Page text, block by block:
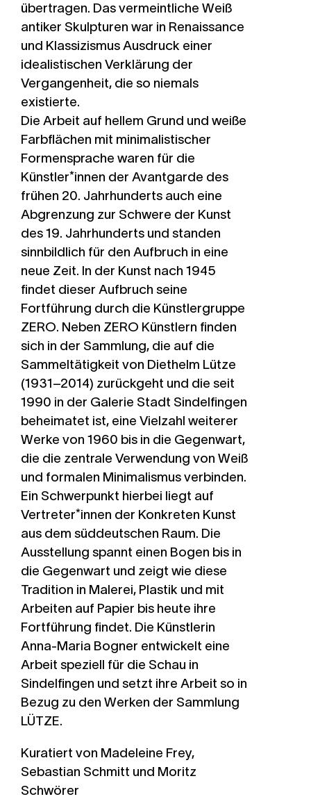
übertragen. Das vermeintliche Weiß
antiker Skulpturen war in Renaissance
und Klassizismus Ausdruck einer
idealistischen Verklärung der
Vergangenheit, die so niemals
existierte.
Die Arbeit auf hellem Grund und weiße
Farbflächen mit minimalistischer
Formensprache waren für die
Künstler*innen der Avantgarde des
frühen 20. Jahrhunderts auch eine
Abgrenzung zur Schwere der Kunst
des 19. Jahrhunderts und standen
sinnbildlich für den Aufbruch in eine
neue Zeit. In der Kunst nach 1945
findet dieser Aufbruch seine
Fortführung durch die Künstlergruppe
ZERO. Neben ZERO Künstlern finden
sich in der Sammlung, die auf die
Sammeltätigkeit von Diethelm Lütze
(1931–2014) zurückgeht und die seit
1990 in der Galerie Stadt Sindelfingen
beheimatet ist, eine Vielzahl weiterer
Werke von 1960 bis in die Gegenwart,
die die zentrale Verwendung von Weiß
und formalen Minimalismus verbinden.
Ein Schwerpunkt hierbei liegt auf
Vertreter*innen der Konkreten Kunst
aus dem süddeutschen Raum. Die
Ausstellung spannt einen Bogen bis in
die Gegenwart und zeigt wie diese
Tradition in Malerei, Plastik und mit
Arbeiten auf Papier bis heute ihre
Fortführung findet. Die Künstlerin
Anna-Maria Bogner entwickelt eine
Arbeit speziell für die Schau in
Sindelfingen und setzt ihre Arbeit so in
Bezug zu den Werken der Sammlung
LÜTZE.
Kuratiert von Madeleine Frey,
Sebastian Schmitt und Moritz
Schwörer